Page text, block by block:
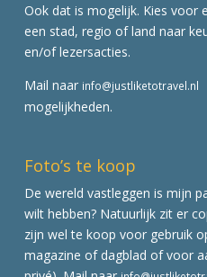
Ook dat is mogelijk. Kies voor
een stad, regio of land naar
en/of lezersacties.
Mail naar info@justliketotravel.nl
mogelijkheden.
Foto’s te koop
De wereld vastleggen is mijn
wilt hebben? Natuurlijk zit er
zijn wel te koop voor gebruik
magazine of dagblad of voor